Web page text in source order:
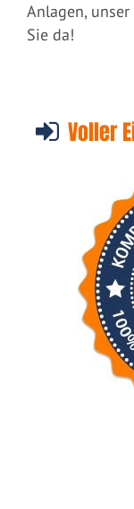
Anlagen,
Sie da!
Voller